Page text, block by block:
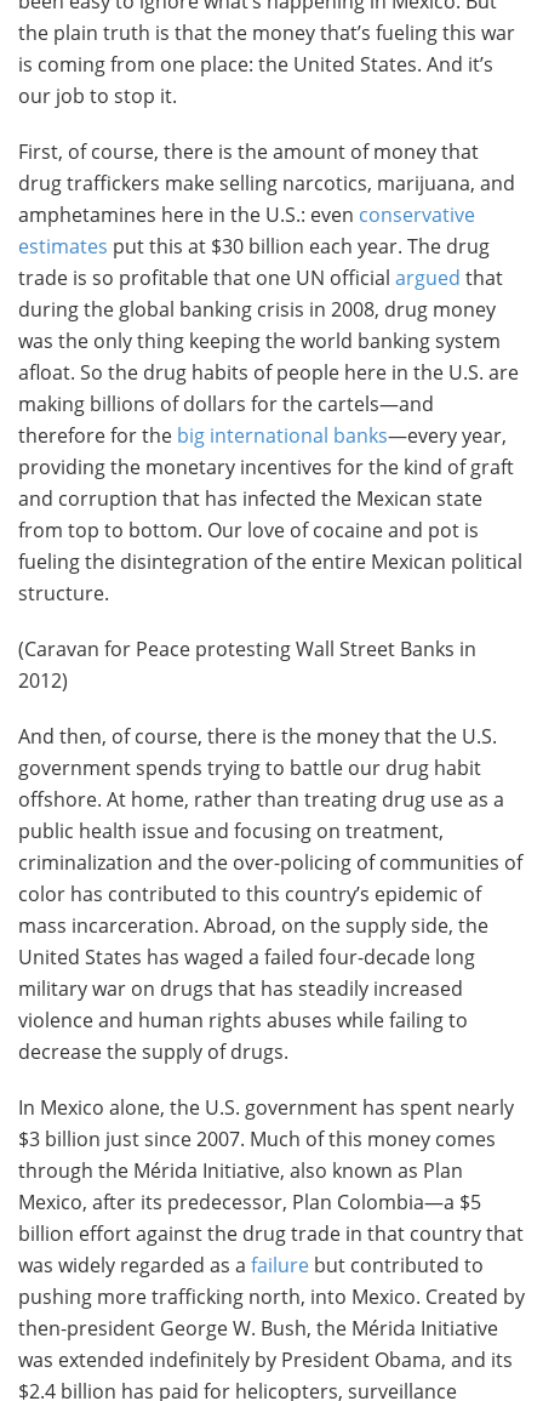
the plain truth is that the money that’s fueling this war
is coming from one place: the United States. And it’s
our job to stop it.
First, of course, there is the amount of money that
drug traffickers make selling narcotics, marijuana, and
amphetamines here in the U.S.: even conservative
estimates put this at $30 billion each year. The drug
trade is so profitable that one UN official argued that
during the global banking crisis in 2008, drug money
was the only thing keeping the world banking system
afloat. So the drug habits of people here in the U.S. are
making billions of dollars for the cartels—and
therefore for the big international banks—every year,
providing the monetary incentives for the kind of graft
and corruption that has infected the Mexican state
from top to bottom. Our love of cocaine and pot is
fueling the disintegration of the entire Mexican political
structure.
(Caravan for Peace protesting Wall Street Banks in
2012)
And then, of course, there is the money that the U.S.
government spends trying to battle our drug habit
offshore. At home, rather than treating drug use as a
public health issue and focusing on treatment,
criminalization and the over-policing of communities of
color has contributed to this country’s epidemic of
mass incarceration. Abroad, on the supply side, the
United States has waged a failed four-decade long
military war on drugs that has steadily increased
violence and human rights abuses while failing to
decrease the supply of drugs.
In Mexico alone, the U.S. government has spent nearly
$3 billion just since 2007. Much of this money comes
through the Mérida Initiative, also known as Plan
Mexico, after its predecessor, Plan Colombia—a $5
billion effort against the drug trade in that country that
was widely regarded as a failure but contributed to
pushing more trafficking north, into Mexico. Created by
then-president George W. Bush, the Mérida Initiative
was extended indefinitely by President Obama, and its
$2.4 billion has paid for helicopters, surveillance